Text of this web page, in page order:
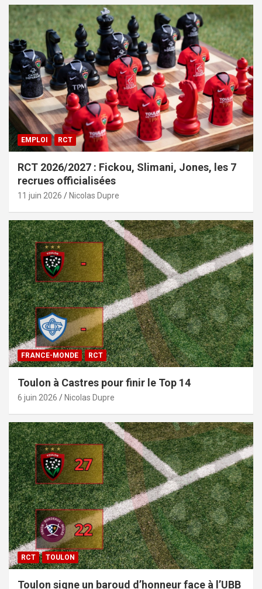
EMPLOI RCT
RCT 2026/2027 : Fickou, Slimani, Jones, les 7
recrues officialisées
11 juin 2026 Nicolas Dupre
FRANCE-MONDE RCT
Toulon à Castres pour finir le Top 14
6 juin 2026 Nicolas Dupre
RCT TOULON
Toulon signe un baroud d’honneur face à l’UBB